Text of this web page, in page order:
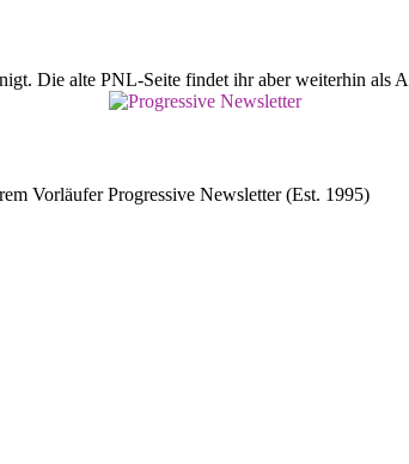
Die alte PNL-Seite findet ihr aber weiterhin als
Vorläufer Progressive Newsletter (Est. 1995)